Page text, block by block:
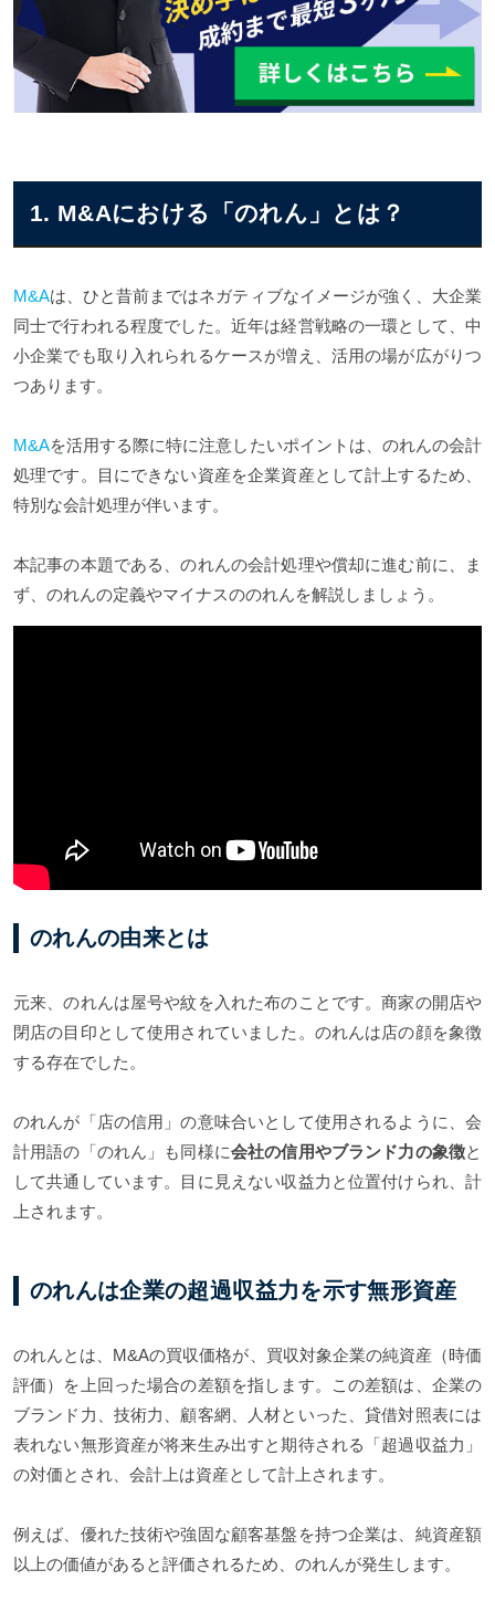
のれんのまとめ
1. M&Aにおける「のれん」とは？
M&Aは、ひと昔前まではネガティブなイメージが強く、大企業
同士で行われる程度でした。近年は経営戦略の一環として、中
小企業でも取り入れられるケースが増え、活用の場が広がりつ
つあります。
M&Aを活用する際に特に注意したいポイントは、のれんの会計
処理です。目にできない資産を企業資産として計上するため、
特別な会計処理が伴います。
本記事の本題である、のれんの会計処理や償却に進む前に、ま
ず、のれんの定義やマイナスののれんを解説しましょう。
のれんの由来とは
元来、のれんは屋号や紋を入れた布のことです。商家の開店や
閉店の目印として使用されていました。のれんは店の顔を象徴
する存在でした。
のれんが「店の信用」の意味合いとして使用されるように、会
計用語の「のれん」も同様に会社の信用やブランド力の象徴と
して共通しています。目に見えない収益力と位置付けられ、計
上されます。
のれんは企業の超過収益力を示す無形資産
のれんとは、M&Aの買収価格が、買収対象企業の純資産（時価
評価）を上回った場合の差額を指します。この差額は、企業の
ブランド力、技術力、顧客網、人材といった、貸借対照表には
表れない無形資産が将来生み出すと期待される「超過収益力」
の対価とされ、会計上は資産として計上されます。
例えば、優れた技術や強固な顧客基盤を持つ企業は、純資産額
以上の価値があると評価されるため、のれんが発生します。